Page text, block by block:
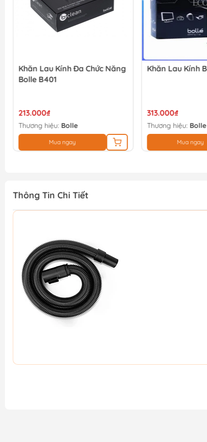
Khăn Lau Kính Đa Chức Năng
Bolle B401
213.000₫
Thương hiệu: Bolle
Mua ngay
Khăn Lau Kính
313.000₫
Thương hiệu: Bolle
Mua ngay
Thông Tin Chi Tiết